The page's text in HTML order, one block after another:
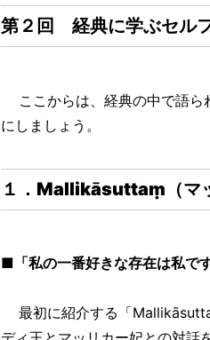
第２回 経典に学ぶセル
ここからは、経典の中で語ら
にしましょう。
１． Mallikāsuttaṃ（マ
■「私の一番好きな存在は私です
最初に紹介する「